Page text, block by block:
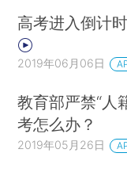
高考进入倒计
2019年06月06日
教育部严禁“人
考怎么办？
2019年05月26日